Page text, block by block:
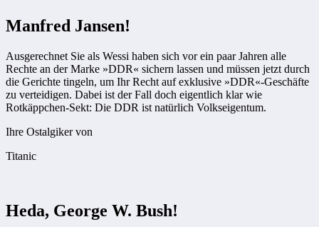
Manfred Jansen!
Ausgerechnet Sie als Wessi haben sich vor ein paar Jahren alle
Rechte an der Marke »DDR« sichern lassen und müssen jetzt durch
die Gerichte tingeln, um Ihr Recht auf exklusive »DDR«-Geschäfte
zu verteidigen. Dabei ist der Fall doch eigentlich klar wie
Rotkäppchen-Sekt: Die DDR ist natürlich Volkseigentum.
Ihre Ostalgiker von
Titanic
Heda, George W. Bush!